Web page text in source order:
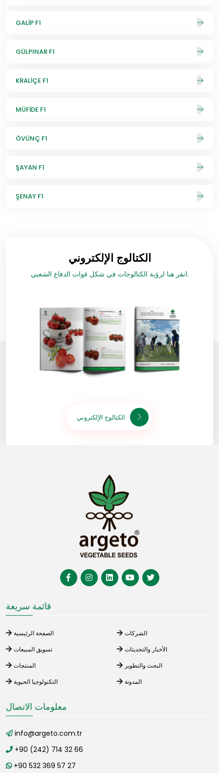
GALİP F1
GÜLPINAR F1
KRALİÇE F1
MÜFİDE F1
ÖVÜNÇ F1
ŞAYAN F1
ŞENAY F1
الكتالوج الإلكتروني
انقر هنا لرؤية الكتالوجات في شكل قوات الدفاع الشعبي.
الكتالوج الإلكتروني
قائمة سريعة
الصفحة الرئيسية
الشركات
تسويق المبيعات
الأخبار والتحديثات
المنتجات
البحث والتطوير
التكنولوجيا الحيوية
المدونة
معلومات الاتصال
info@argeto.com.tr
+90 (242) 714 32 66
+90 532 369 57 27